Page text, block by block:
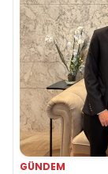
GÜNDEM